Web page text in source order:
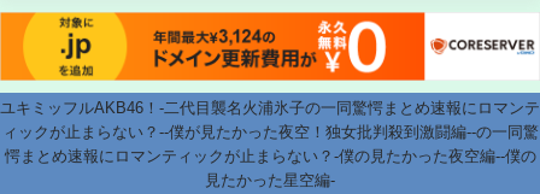
ユキミッフルAKB46！-二代目襲名火浦氷子の一同驚愕まとめ速報にロマンテ
ィックが止まらない？--僕が見たかった夜空！独女批判殺到激闘編--の一同驚
愕まとめ速報にロマンティックが止まらない？-僕の見たかった夜空編--僕の
見たかった星空編-